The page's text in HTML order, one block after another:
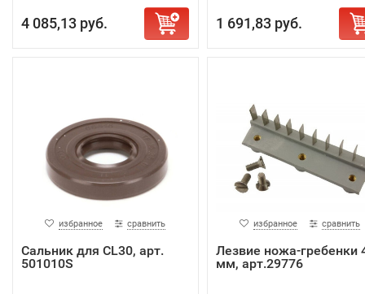
4 085,13 руб. 1 691,83 руб.
избранное сравнить
Сальник для CL30, арт.
501010S
избранное сравнить
Лезвие ножа-гребенки
мм, арт.29776